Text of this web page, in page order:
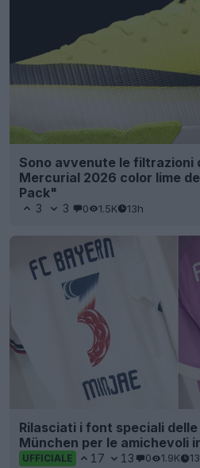
Sono avvenute le filtrazioni
Mercurial 2026 color lime
Pack"
3 3 0 1.5K 13h
Rilasciati i font speciali
München per le amichevoli
UFFICIALE 17 13 0 1.9K